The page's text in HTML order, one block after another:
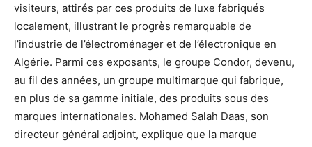
visiteurs, attirés par ces produits de luxe fabriqués
localement, illustrant le progrès remarquable de
l’industrie de l’électroménager et de l’électronique en
Algérie. Parmi ces exposants, le groupe Condor, devenu,
au fil des années, un groupe multimarque qui fabrique,
en plus de sa gamme initiale, des produits sous des
marques internationales. Mohamed Salah Daas, son
directeur général adjoint, explique que la marque